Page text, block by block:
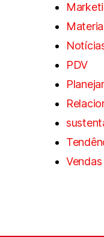
PDV
Vendas